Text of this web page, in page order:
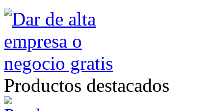
Productos destacados